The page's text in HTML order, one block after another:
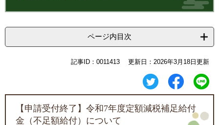
ページ内目次
記事ID：0011413 更新日：2026年3月18日更新
【申請受付終了】令和7年度定額減税補足給付
金（不足額給付）について